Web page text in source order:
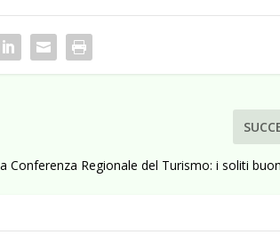
Conferenza Regionale del Turismo: i soliti